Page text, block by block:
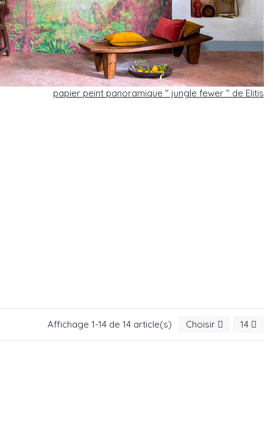
papier peint panoramique " jungle fewer " de Elitis
Affichage 1-14 de 14 article(s) Choisir 14